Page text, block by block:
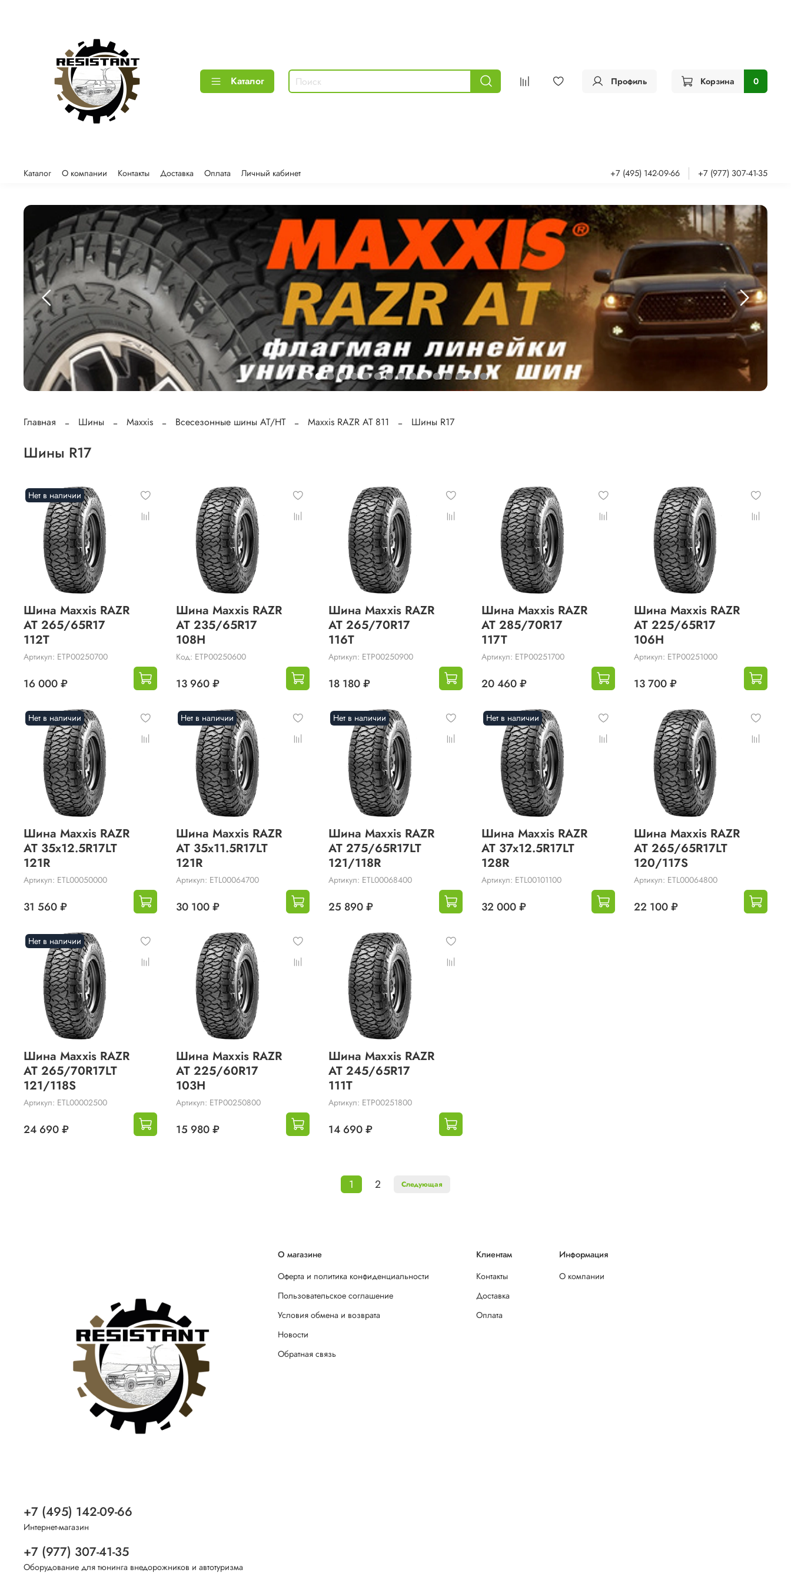
Каталог Профиль Корзина 0
Каталог О компании Контакты Доставка Оплата Личный кабинет +7 (495) 142-09-66 +7 (977) 307-41-35
Главная Шины Maxxis Всесезонные шины АТ/HT Maxxis RAZR AT 811 Шины R17
Шины R17
Нет в наличии
Шина Maxxis RAZR
AT 265/65R17
112T
Артикул: ETP00250700
16 000 ₽
Шина Maxxis RAZR
AT 235/65R17
108H
Код: ETP00250600
13 960 ₽
Шина Maxxis RAZR
AT 265/70R17
116T
Артикул: ETP00250900
18 180 ₽
Шина Maxxis RAZR
AT 285/70R17
117T
Артикул: ETP00251700
20 460 ₽
Шина Maxxis RAZR
AT 225/65R17
106H
Артикул: ETP00251000
13 700 ₽
Нет в наличии
Шина Maxxis RAZR
AT 35x12.5R17LT
121R
Артикул: ETL00050000
31 560 ₽
Нет в наличии
Шина Maxxis RAZR
AT 35x11.5R17LT
121R
Артикул: ETL00064700
30 100 ₽
Нет в наличии
Шина Maxxis RAZR
AT 275/65R17LT
121/118R
Артикул: ETL00068400
25 890 ₽
Нет в наличии
Шина Maxxis RAZR
AT 37x12.5R17LT
128R
Артикул: ETL00101100
32 000 ₽
Шина Maxxis RAZR
AT 265/65R17LT
120/117S
Артикул: ETL00064800
22 100 ₽
Нет в наличии
Шина Maxxis RAZR
AT 265/70R17LT
121/118S
Артикул: ETL00002500
24 690 ₽
Шина Maxxis RAZR
AT 225/60R17
103H
Артикул: ETP00250800
15 980 ₽
Шина Maxxis RAZR
AT 245/65R17
111T
Артикул: ETP00251800
14 690 ₽
1 2 Следующая
О магазине
Оферта и политика конфиденциальности
Пользовательское соглашение
Условия обмена и возврата
Новости
Обратная связь
Клиентам
Контакты
Доставка
Оплата
Информация
О компании
+7 (495) 142-09-66
Интернет-магазин
+7 (977) 307-41-35
Оборудование для тюнинга внедорожников и автотуризма